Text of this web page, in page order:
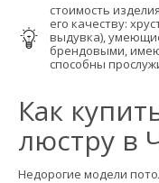
стоимость
его качеству:
выдувка),
брендовыми,
способны
Как
люстру в
Недорогие модели